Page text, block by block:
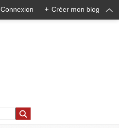
Connexion + Créer mon blog